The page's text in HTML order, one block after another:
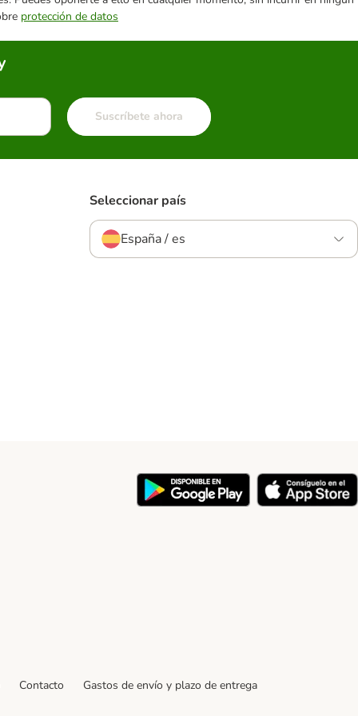
protección de datos
Suscríbete ahora
Seleccionar país
España / es
Contacto
Gastos de envío y plazo de entrega